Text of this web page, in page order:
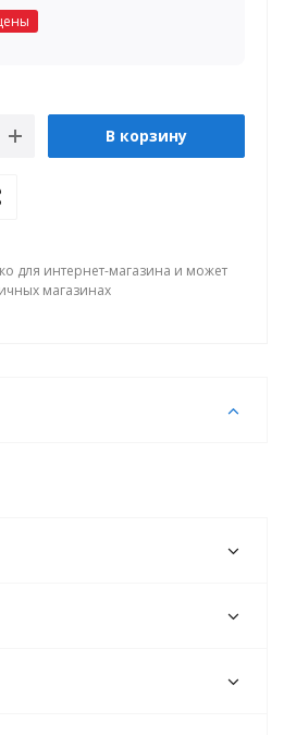
В корзину
для интернет-магазина и может
магазинах